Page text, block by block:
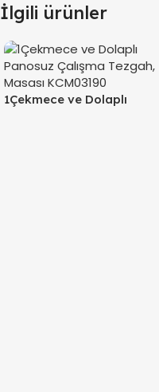
İlgili ürünler
1Çekmece ve Dolaplı